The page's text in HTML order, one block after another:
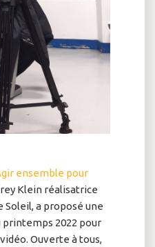
ensemble pour
Klein réalisatrice
Soleil, a proposé une
2022 pour
Ouverte à tous,